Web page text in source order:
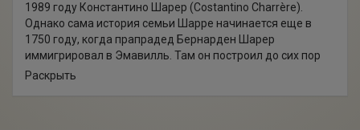
1989 году Константино Шарер (Costantino Charrère).
Однако сама история семьи Шарре начинается еще в
1750 году, когда прапрадед Бернарден Шарер
иммигрировал в Эмавилль. Там он построил до сих пор
существующее здание с погребами и мельницу для
Раскрыть